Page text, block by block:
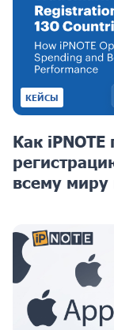
КЕЙСЫ
Как
всему миру